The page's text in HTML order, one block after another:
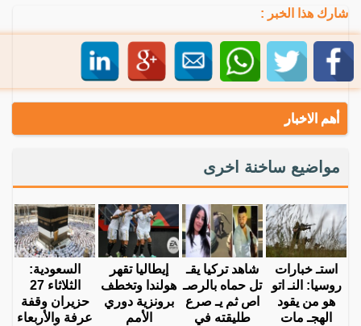
شارك هذا الخبر :
أهم الاخبار
مواضيع ساخنة اخرى
استـ خبارات
روسيا: النـ اتو
هو من يقود
الهجـ مات
شاهد تركيا يقـ
تل حماه بالرصـ
اص ثم يـ صرع
طليقته في
إيطاليا تقهر
هولندا وتخطف
برونزية دوري
الأمم
السعودية:
الثلاثاء 27
حزيران وقفة
عرفة والأربعاء